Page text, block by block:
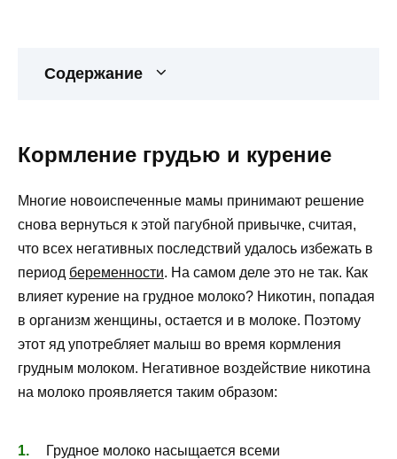
Содержание
Кормление грудью и курение
Многие новоиспеченные мамы принимают решение
снова вернуться к этой пагубной привычке, считая,
что всех негативных последствий удалось избежать в
период беременности. На самом деле это не так. Как
влияет курение на грудное молоко? Никотин, попадая
в организм женщины, остается и в молоке. Поэтому
этот яд употребляет малыш во время кормления
грудным молоком. Негативное воздействие никотина
на молоко проявляется таким образом:
Грудное молоко насыщается всеми